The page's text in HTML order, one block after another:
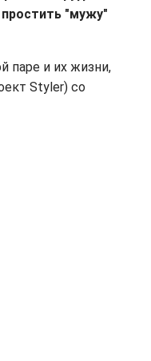
"мужу"
паре и их жизни,
Styler) со